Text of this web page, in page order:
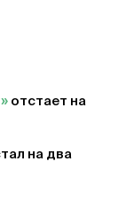
отстает на
на два